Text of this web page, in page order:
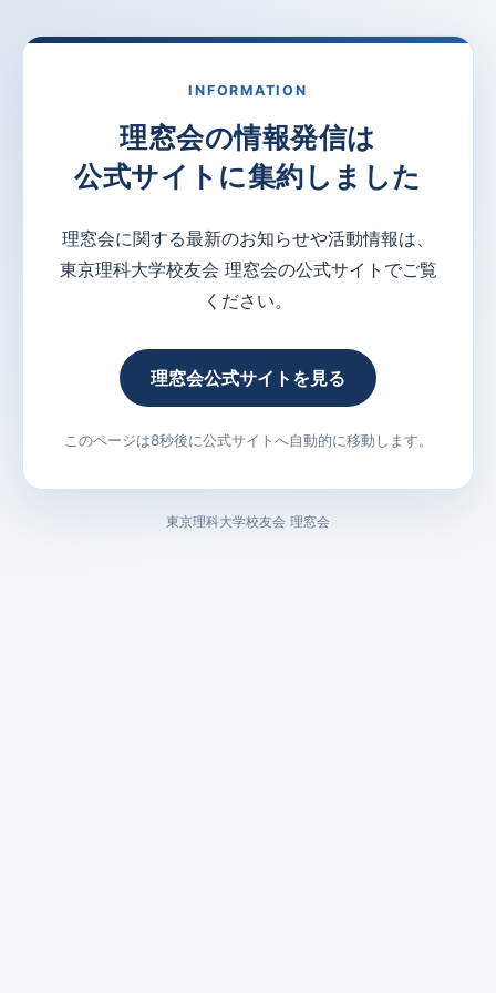
INFORMATION
理窓会の情報発信は
公式サイトに集約しました
理窓会に関する最新のお知らせや活動情報は、
東京理科大学校友会 理窓会の公式サイトでご覧
ください。
理窓会公式サイトを見る
このページは8秒後に公式サイトへ自動的に移動します。
東京理科大学校友会 理窓会